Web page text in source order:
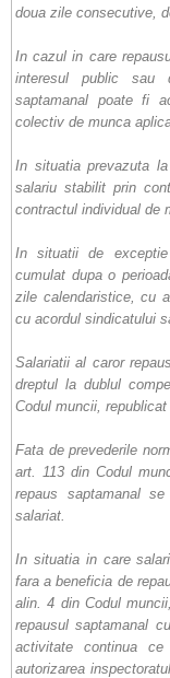
doua zile consecutive,
In cazul in care
interesul public sau
saptamanal poate fi
colectiv de munca
In situatia prevazuta
salariu stabilit prin
contractul individual de
In situatii de
cumulat dupa o
zile calendaristice, cu
cu acordul sindicatului
Salariatii al caror
dreptul la dublul
Codul muncii,
Fata de prevederile
art. 113 din Codul
repaus saptamanal
salariat.
In situatia in care
fara a beneficia de
alin. 4 din Codul
repausul saptamanal
activitate continua
autorizarea